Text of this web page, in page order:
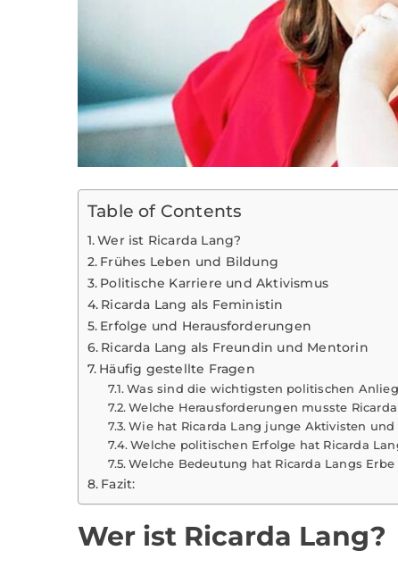
Table of Contents
Wer ist Ricarda Lang?
Frühes Leben und Bildung
Politische Karriere und Aktivismus
Ricarda Lang als Feministin
Erfolge und Herausforderungen
Ricarda Lang als Freundin und Mentorin
Häufig gestellte Fragen
Was sind die wichtigsten politischen
Welche Herausforderungen musste
Wie hat Ricarda Lang junge Aktivisten
Welche politischen Erfolge hat Ricarda
Welche Bedeutung hat Ricarda Langs
Fazit:
Wer ist Ricarda Lang?